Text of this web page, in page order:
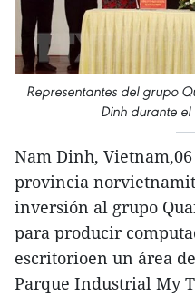
Representantes del grupo
Dinh durante el
Nam Dinh,
provincia
inversión al grupo
para producir
escritorioen un área
Parque Industrial My